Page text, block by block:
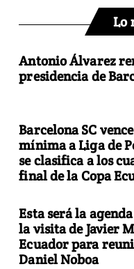
Lo
Antonio Álvarez
presidencia de
Barcelona SC
mínima a Liga de
se clasifica a los
final de la Copa
Esta será la
la visita de Javier
Ecuador para
Daniel Noboa